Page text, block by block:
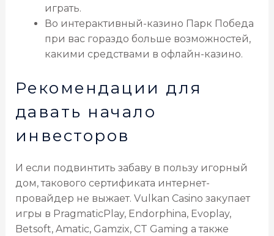
играть.
Во интерактивный-казино Парк Победа
при вас гораздо больше возможностей,
какими средствами в офлайн-казино.
Рекомендации для
давать начало
инвесторов
И если подвинтить забаву в пользу игорный
дом, такового сертификата интернет-
провайдер не выжает. Vulkan Casino закупает
игры в PragmaticPlay, Endorphina, Evoplay,
Betsoft, Amatic, Gamzix, CT Gaming а также